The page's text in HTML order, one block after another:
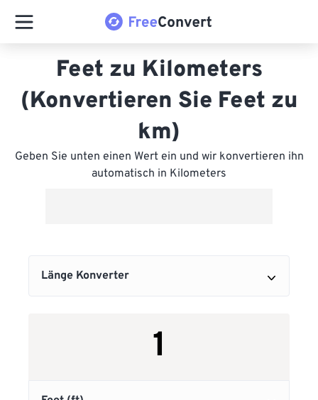
Feet zu Kilometers
(Konvertieren Sie Feet zu
km)
Geben Sie unten einen Wert ein und wir konvertieren ihn
automatisch in Kilometers